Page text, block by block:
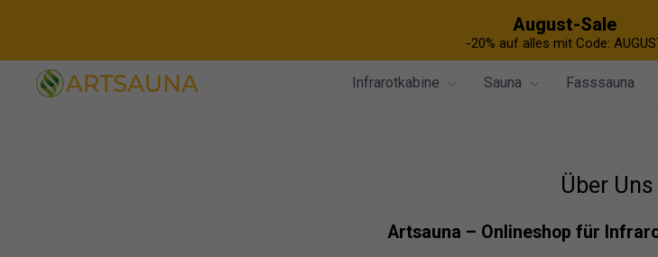
August-Sale
-20% auf alles mit Code:
Infrarotkabine Sauna Fasssauna
Über Uns
Artsauna – Onlineshop für